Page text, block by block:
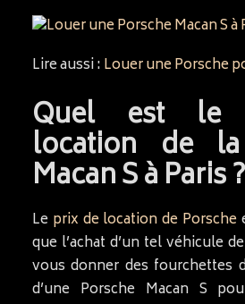
Lire aussi :Louer une Porsche
Quel est le
location de
Macan S à Paris ?
Le prix de location de Porsche
que l’achat d’un tel véhicule
vous donner des fourchettes
d’une Porsche Macan S